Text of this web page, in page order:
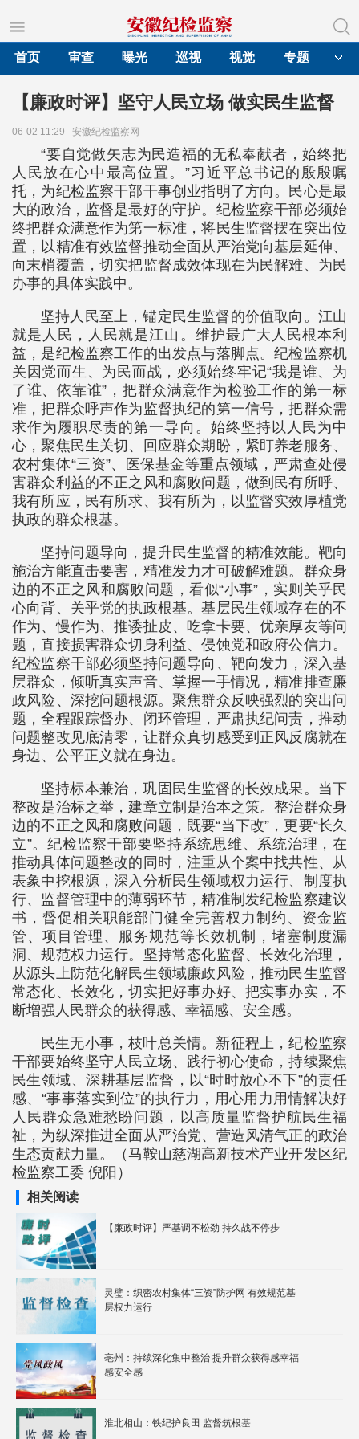
首页
审查 曝光 巡视 视觉 专题
【廉政时评】坚守人民立场 做实民生监督
06-02 11:29 安徽纪检监察网
“要自觉做矢志为民造福的无私奉献者，始终把
人民放在心中最高位置。”习近平总书记的殷殷嘱
托，为纪检监察干部干事创业指明了方向。民心是最
大的政治，监督是最好的守护。纪检监察干部必须始
终把群众满意作为第一标准，将民生监督摆在突出位
置，以精准有效监督推动全面从严治党向基层延伸、
向末梢覆盖，切实把监督成效体现在为民解难、为民
办事的具体实践中。
坚持人民至上，锚定民生监督的价值取向。江山
就是人民，人民就是江山。维护最广大人民根本利
益，是纪检监察工作的出发点与落脚点。纪检监察机
关因党而生、为民而战，必须始终牢记“我是谁、为
了谁、依靠谁”，把群众满意作为检验工作的第一标
准，把群众呼声作为监督执纪的第一信号，把群众需
求作为履职尽责的第一导向。始终坚持以人民为中
心，聚焦民生关切、回应群众期盼，紧盯养老服务、
农村集体“三资”、医保基金等重点领域，严肃查处侵
害群众利益的不正之风和腐败问题，做到民有所呼、
我有所应，民有所求、我有所为，以监督实效厚植党
执政的群众根基。
坚持问题导向，提升民生监督的精准效能。靶向
施治方能直击要害，精准发力才可破解难题。群众身
边的不正之风和腐败问题，看似“小事”，实则关乎民
心向背、关乎党的执政根基。基层民生领域存在的不
作为、慢作为、推诿扯皮、吃拿卡要、优亲厚友等问
题，直接损害群众切身利益、侵蚀党和政府公信力。
纪检监察干部必须坚持问题导向、靶向发力，深入基
层群众，倾听真实声音、掌握一手情况，精准排查廉
政风险、深挖问题根源。聚焦群众反映强烈的突出问
题，全程跟踪督办、闭环管理，严肃执纪问责，推动
问题整改见底清零，让群众真切感受到正风反腐就在
身边、公平正义就在身边。
坚持标本兼治，巩固民生监督的长效成果。当下
整改是治标之举，建章立制是治本之策。整治群众身
边的不正之风和腐败问题，既要“当下改”，更要“长久
立”。纪检监察干部要坚持系统思维、系统治理，在
推动具体问题整改的同时，注重从个案中找共性、从
表象中挖根源，深入分析民生领域权力运行、制度执
行、监督管理中的薄弱环节，精准制发纪检监察建议
书，督促相关职能部门健全完善权力制约、资金监
管、项目管理、服务规范等长效机制，堵塞制度漏
洞、规范权力运行。坚持常态化监督、长效化治理，
从源头上防范化解民生领域廉政风险，推动民生监督
常态化、长效化，切实把好事办好、把实事办实，不
断增强人民群众的获得感、幸福感、安全感。
民生无小事，枝叶总关情。新征程上，纪检监察
干部要始终坚守人民立场、践行初心使命，持续聚焦
民生领域、深耕基层监督，以“时时放心不下”的责任
感、“事事落实到位”的执行力，用心用力用情解决好
人民群众急难愁盼问题，以高质量监督护航民生福
祉，为纵深推进全面从严治党、营造风清气正的政治
生态贡献力量。（马鞍山慈湖高新技术产业开发区纪
检监察工委 倪阳）
相关阅读
【廉政时评】严基调不松劲 持久战不停步
灵璧：织密农村集体“三资”防护网 有效规范基
层权力运行
亳州：持续深化集中整治 提升群众获得感幸福
感安全感
淮北相山：铁纪护良田 监督筑根基